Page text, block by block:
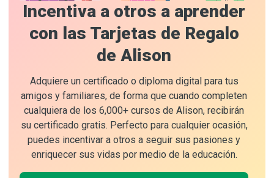
Incentiva a otros a aprender
con las Tarjetas de Regalo
de Alison
Adquiere un certificado o diploma digital para tus
amigos y familiares, de forma que cuando completen
cualquiera de los 6,000+ cursos de Alison, recibirán
su certificado gratis. Perfecto para cualquier ocasión,
puedes incentivar a otros a seguir sus pasiones y
enriquecer sus vidas por medio de la educación.